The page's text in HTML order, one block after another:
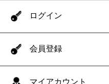
ログイン
会員登録
マイアカウント